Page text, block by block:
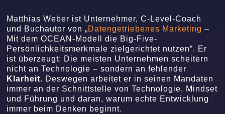
Matthias Weber ist Unternehmer, C-Level-Coach
und Buchautor von „Datengetriebenes Marketing –
Mit dem OCEAN-Modell die Big-Five-
Persönlichkeitsmerkmale zielgerichtet nutzen“. Er
ist überzeugt: Die meisten Unternehmen scheitern
nicht an Technologie – sondern an fehlender
Klarheit. Deswegen arbeitet er in seinen Mandaten
immer an der Schnittstelle von Technologie, Mindset
und Führung und daran, warum echte Entwicklung
immer beim Denken beginnt.